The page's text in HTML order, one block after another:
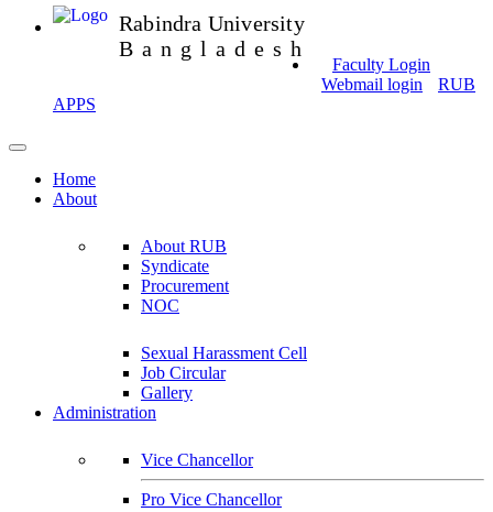
Rabindra University
Bangladesh
Faculty Login
Webmail login
RUB
APPS
Home
About
About RUB
Syndicate
Procurement
NOC
Sexual Harassment Cell
Job Circular
Gallery
Administration
Vice Chancellor
Pro Vice Chancellor